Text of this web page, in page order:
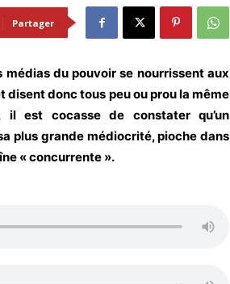
Partager
médias du pouvoir se nourrissent aux
disent donc tous peu ou prou la même
est cocasse de constater qu’un
plus grande médiocrité, pioche dans
« concurrente ».